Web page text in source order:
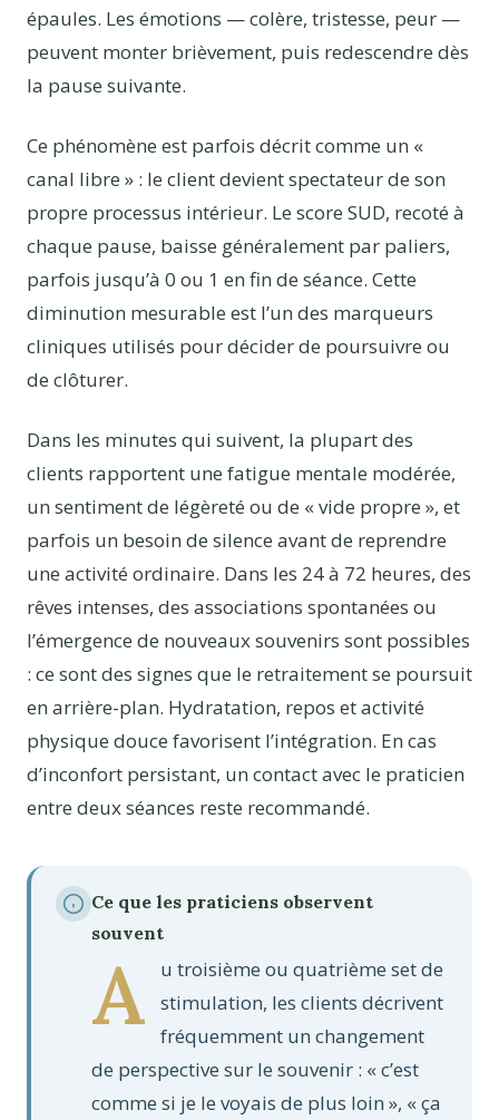
épaules. Les émotions — colère, tristesse, peur —
peuvent monter brièvement, puis redescendre dès
la pause suivante.
Ce phénomène est parfois décrit comme un «
canal libre » : le client devient spectateur de son
propre processus intérieur. Le score SUD, recoté à
chaque pause, baisse généralement par paliers,
parfois jusqu’à 0 ou 1 en fin de séance. Cette
diminution mesurable est l’un des marqueurs
cliniques utilisés pour décider de poursuivre ou
de clôturer.
Dans les minutes qui suivent, la plupart des
clients rapportent une fatigue mentale modérée,
un sentiment de légèreté ou de « vide propre », et
parfois un besoin de silence avant de reprendre
une activité ordinaire. Dans les 24 à 72 heures, des
rêves intenses, des associations spontanées ou
l’émergence de nouveaux souvenirs sont possibles
: ce sont des signes que le retraitement se poursuit
en arrière-plan. Hydratation, repos et activité
physique douce favorisent l’intégration. En cas
d’inconfort persistant, un contact avec le praticien
entre deux séances reste recommandé.
Ce que les praticiens observent
souvent
A
u troisième ou quatrième set de
stimulation, les clients décrivent
fréquemment un changement
de perspective sur le souvenir : « c’est
comme si je le voyais de plus loin », « ça